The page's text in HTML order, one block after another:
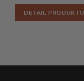
DETAIL PRODUKTU